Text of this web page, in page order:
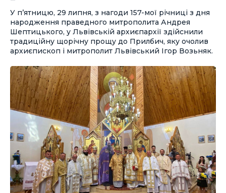
У п’ятницю, 29 липня, з нагоди 157-мої річниці з дня
народження праведного митрополита Андрея
Шептицького, у Львівській архиєпархії здійснили
традиційну щорічну прощу до Прилбич, яку очолив
архиєпископ і митрополит Львівський Ігор Возьняк.